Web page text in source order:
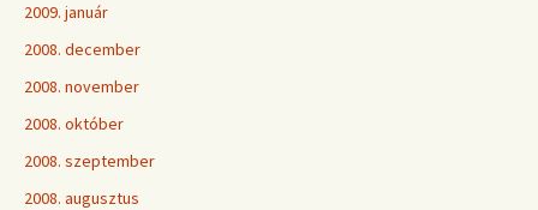
2009. január
2008. december
2008. november
2008. október
2008. szeptember
2008. augusztus